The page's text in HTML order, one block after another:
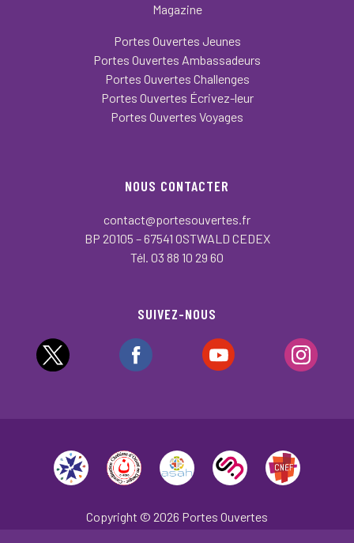
Magazine
Portes Ouvertes Jeunes
Portes Ouvertes Ambassadeurs
Portes Ouvertes Challenges
Portes Ouvertes Écrivez-leur
Portes Ouvertes Voyages
NOUS CONTACTER
contact@portesouvertes.fr
BP 20105 – 67541 OSTWALD CEDEX
Tél. 03 88 10 29 60
SUIVEZ-NOUS
Copyright © 2026 Portes Ouvertes